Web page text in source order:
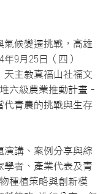
氣候變遷挑戰，高雄
9月25日（四）
主教真福山社福文
六級農業推動計畫–
代青農的挑戰與生存
演講、案例分享與綜
學者、產業代表及青
種植策略與創新模